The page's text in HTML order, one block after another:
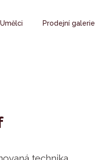
Umělci Prodejní galerie